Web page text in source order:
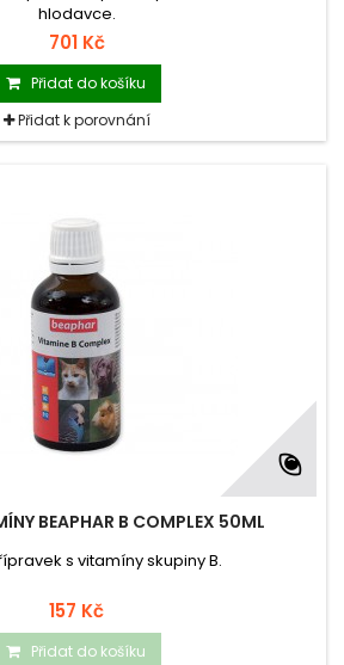
hlodavce.
701 Kč
Přidat do košíku
Přidat k porovnání
BEAPHAR B COMPLEX 50ML
s vitamíny skupiny B.
157 Kč
Přidat do košíku